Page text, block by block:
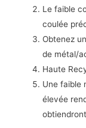
Le faible
coulée
Obtenez
de métal/
Haute
Une faible
élevée